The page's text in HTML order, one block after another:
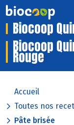
Biocoop
Biocoop
Rouge
Accueil
Toutes nos
Pâte brisée